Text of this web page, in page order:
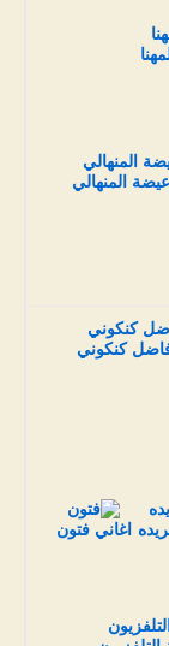
المنهالي
فاضل كنكوني
اغاني فتون